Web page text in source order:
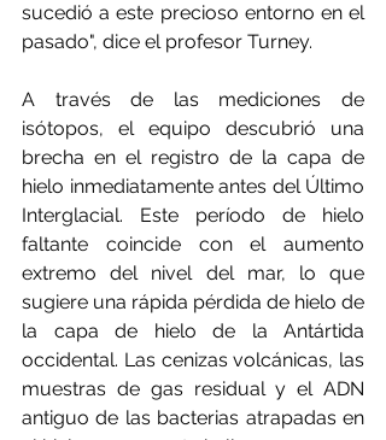
sucedió a este precioso entorno en el
pasado", dice el profesor Turney.
A través de las mediciones de
isótopos, el equipo descubrió una
brecha en el registro de la capa de
hielo inmediatamente antes del Último
Interglacial. Este período de hielo
faltante coincide con el aumento
extremo del nivel del mar, lo que
sugiere una rápida pérdida de hielo de
la capa de hielo de la Antártida
occidental. Las cenizas volcánicas, las
muestras de gas residual y el ADN
antiguo de las bacterias atrapadas en